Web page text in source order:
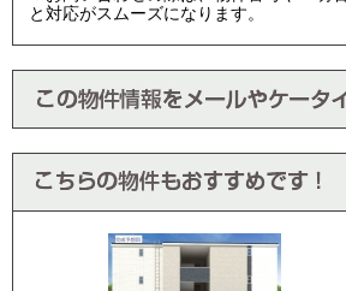
と対応がスムーズになります。